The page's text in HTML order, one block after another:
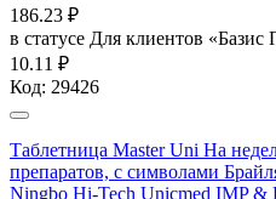
186.23 ₽
в статусе Для клиентов «Базис
10.11 ₽
Код: 29426
Таблетница Master Uni На
препаратов, с символами
Ningbo Hi-Tech Unicmed IMP